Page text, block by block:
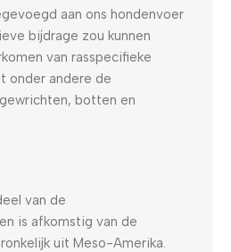
aan ons hondenvoer
bijdrage zou kunnen
van rasspecifieke
onder andere de
botten en
van de
is afkomstig van de
uit Meso-Amerika.